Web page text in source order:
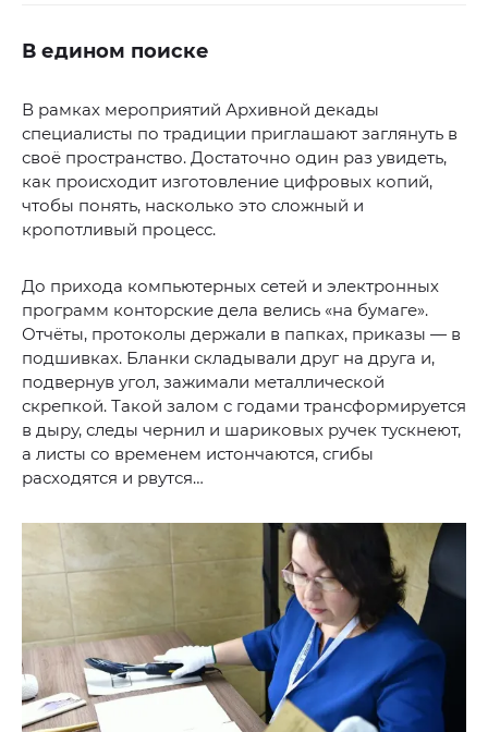
В едином поиске
В рамках мероприятий Архивной декады
специалисты по традиции приглашают заглянуть в
своё пространство. Достаточно один раз увидеть,
как происходит изготовление цифровых копий,
чтобы понять, насколько это сложный и
кропотливый процесс.
До прихода компьютерных сетей и электронных
программ конторские дела велись «на бумаге».
Отчёты, протоколы держали в папках, приказы — в
подшивках. Бланки складывали друг на друга и,
подвернув угол, зажимали металлической
скрепкой. Такой залом с годами трансформируется
в дыру, следы чернил и шариковых ручек тускнеют,
а листы со временем истончаются, сгибы
расходятся и рвутся…